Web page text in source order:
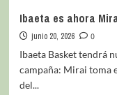
Ibaeta es ahora
junio 20, 2026
0
Ibaeta Basket tendrá
campaña: Mirai toma
del...